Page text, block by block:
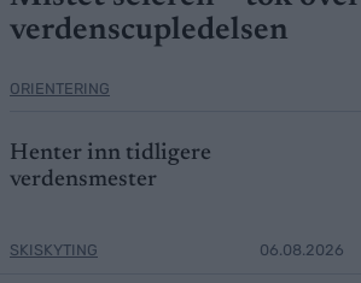
verdenscupledelsen
ORIENTERING
Henter inn tidligere
verdensmester
SKISKYTING 06.08.2026